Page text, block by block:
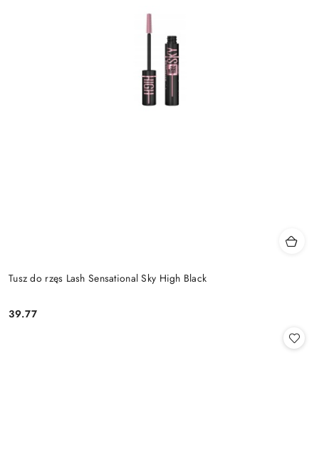
Tusz do rzęs Lash Sensational Sky High Black
Cena:
39.77